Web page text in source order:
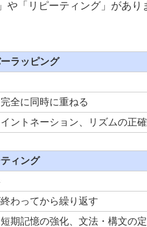
や「リピーティング」があり
ラッピング
全に同時に重ねる
ントネーション、リズムの正
ィング
わってから繰り返す
期記憶の強化、文法・構文の